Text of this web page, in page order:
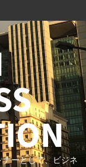
ーとして、ビジネ